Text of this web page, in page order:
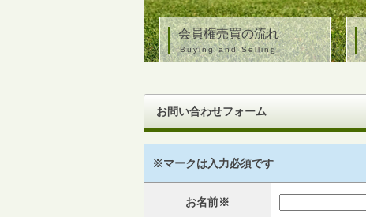
会員権売買の流れ
Buying and Selling
お問い合わせフォーム
※マークは入力必須です
お名前※